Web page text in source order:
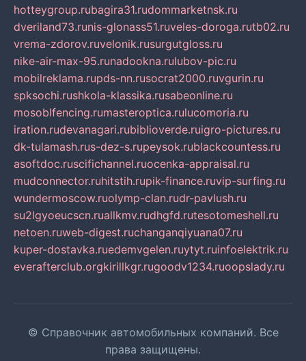
hotteygroup.rubagira31.rudommarketnsk.ru
dveriland73.runis-glonass51.ruveles-doroga.rutb02.ru
vrema-zdorov.ruvelonik.rusurgutgloss.ru
nike-air-max-95.runadookna.rulubov-pic.ru
mobilreklama.rupds-nn.rusocrat2000.ruvgurin.ru
spksochi.rushkola-klassika.rusabeonline.ru
mosoblfencing.rumasteroptica.rulucomoria.ru
iration.rudevanagari.rubiblioverde.ruigro-pictures.ru
dk-tulamash.rus-dez-s.rupeysok.rublackcountess.ru
asoftdoc.ruscifichannel.ruocenka-appraisal.ru
mudconnector.ruhitstih.rupik-finance.ruvip-surfing.ru
wundermoscow.ruolymp-clan.rudr-pavlush.ru
su2lgyoeucscn.ruallkmv.rudhgfd.rutesotomeshell.ru
netoen.ruweb-digest.ruchanganqiyuana07.ru
kuper-dostavka.ruedemvgelen.ruytyt.ruinfoelektrik.ru
everafterclub.orgkirillkgr.rugoodv1234.ruoopslady.ru
© Справочник автомобильных компаний. Все
права защищены.